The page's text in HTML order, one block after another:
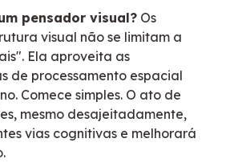
pensador visual? Os
visual não se limitam a
Ela aproveita as
de processamento espacial
Comece simples. O ato de
mesmo desajeitadamente,
vias cognitivas e melhorará